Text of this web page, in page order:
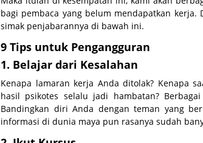
bagi pembaca yang belum mendapatkan kerja.
simak penjabarannya di bawah ini.
9 Tips untuk Pengangguran
1. Belajar dari Kesalahan
Kenapa lamaran kerja Anda ditolak? Kenapa
hasil psikotes selalu jadi hambatan?
Bandingkan diri Anda dengan teman yang
informasi di dunia maya pun rasanya sudah